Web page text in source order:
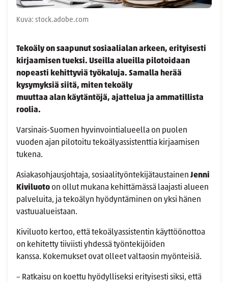
Kuva: stock.adobe.com
Tekoäly on saapunut sosiaalialan arkeen, erityisesti
kirjaamisen tueksi. Useilla alueilla pilotoidaan
nopeasti kehittyviä työkaluja. Samalla herää
kysymyksiä siitä, miten tekoäly
muuttaa alan käytäntöjä, ajattelua ja ammatillista
roolia.
Varsinais-Suomen hyvinvointialueella on puolen
vuoden ajan pilotoitu tekoälyassistenttia kirjaamisen
tukena.
Asiakasohjausjohtaja, sosiaalityöntekijätaustainen Jenni
Kiviluoto on ollut mukana kehittämässä laajasti alueen
palveluita, ja tekoälyn hyödyntäminen on yksi hänen
vastuualueistaan.
Kiviluoto kertoo, että tekoälyassistentin käyttöönottoa
on kehitetty tiiviisti yhdessä työntekijöiden
kanssa. Kokemukset ovat olleet valtaosin myönteisiä.
– Ratkaisu on koettu hyödylliseksi erityisesti siksi, että